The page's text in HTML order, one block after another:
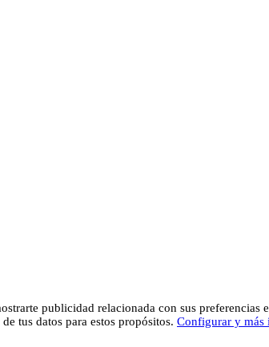
publicidad relacionada con sus preferencias
tus datos para estos propósitos. Configurar y más